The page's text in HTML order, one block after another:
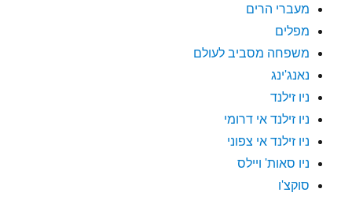
מעברי הרים
מפלים
משפחה מסביב לעולם
נאנג'ינג
ניו זילנד
ניו זילנד אי דרומי
ניו זילנד אי צפוני
ניו סאות' ויילס
סוקצ'ו